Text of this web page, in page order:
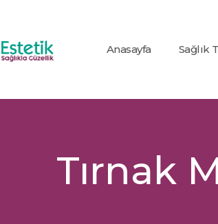
Anasayfa Sağlık
Tırnak